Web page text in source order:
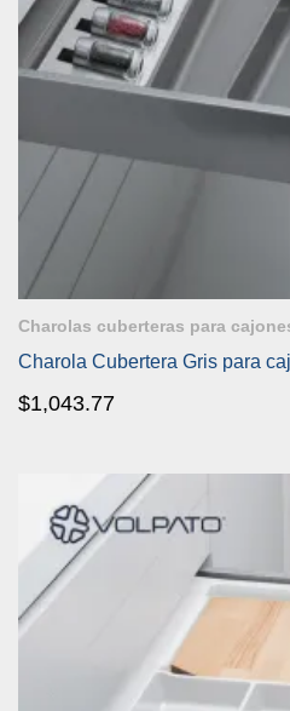
Charolas cuberteras para
Charola Cubertera Gris para
$1,043.77